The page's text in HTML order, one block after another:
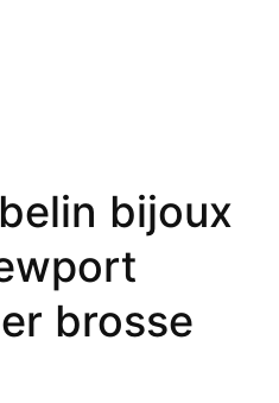
bijoux
brosse